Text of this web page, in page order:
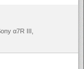
α7R III